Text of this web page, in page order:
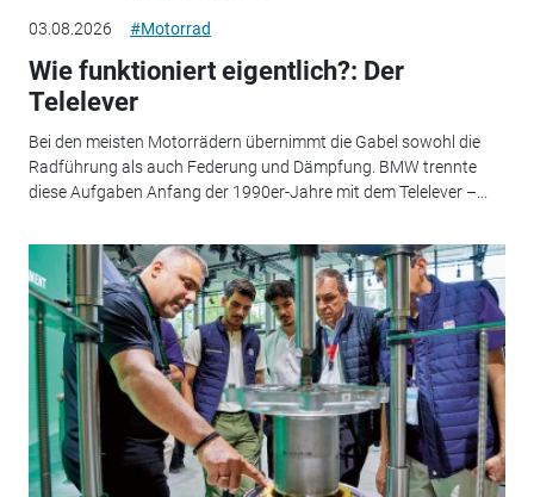
03.08.2026 #Motorrad
Wie funktioniert eigentlich?: Der
Telelever
Bei den meisten Motorrädern übernimmt die Gabel sowohl die
Radführung als auch Federung und Dämpfung. BMW trennte
diese Aufgaben Anfang der 1990er-Jahre mit dem Telelever –...